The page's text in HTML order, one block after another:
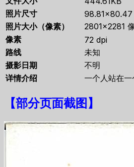
照片尺寸
98.81×80.47
照片大小（像素）
2801×2281
像素
72 dpi
路线
未知
摄影日期
不明
详情介绍
一个人站在
【部分页面截图 】